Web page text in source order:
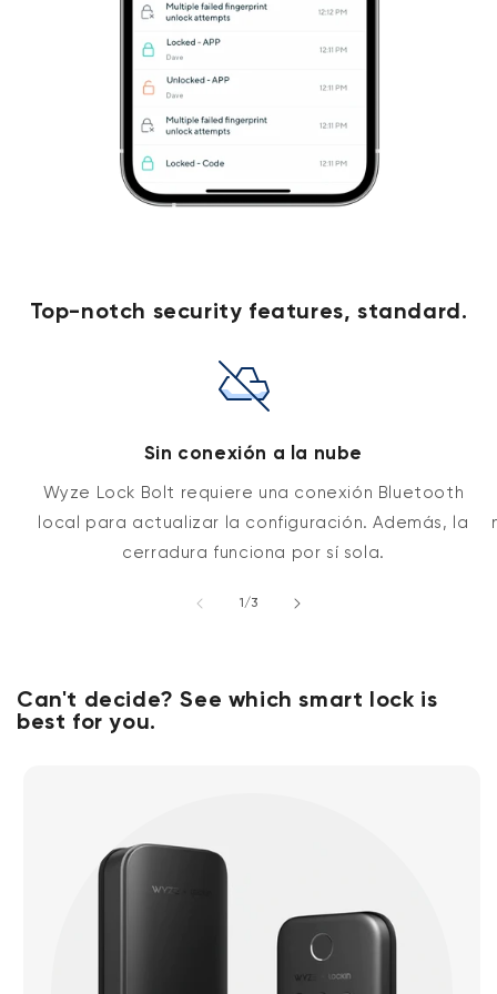
Top-notch security features, standard.
Sin conexión a la nube
Wyze Lock Bolt requiere una conexión Bluetooth
local para actualizar la configuración. Además, la
cerradura funciona por sí sola.
1/de
3
Can't decide? See which smart lock is
best for you.